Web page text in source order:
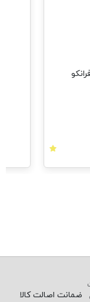
ضمانت اصالت کالا